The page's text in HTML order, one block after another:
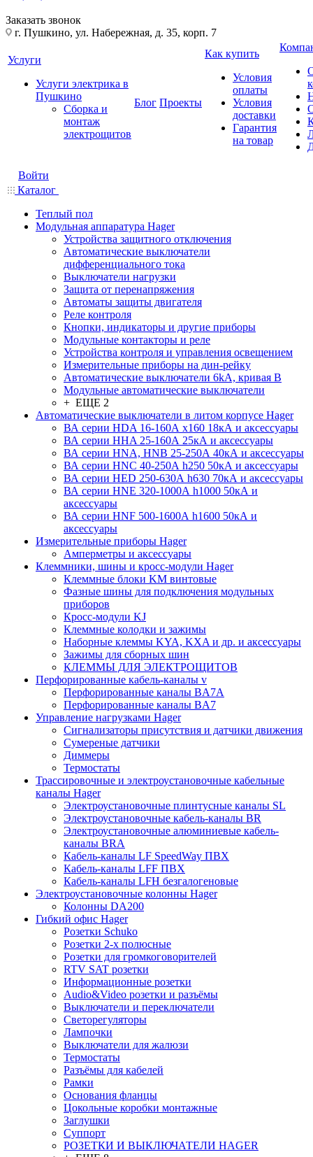
Заказать звонок
г. Пушкино, ул. Набережная, д. 35, корп. 7
Услуги
Услуги электрика в
Пушкино
Сборка и
монтаж
электрощитов
Блог Проекты
Как купить
Условия
оплаты
Условия
доставки
Гарантия
на товар
Войти
Каталог
Теплый пол
Модульная аппаратура Hager
Устройства защитного отключения
Автоматические выключатели
дифференциального тока
Выключатели нагрузки
Защита от перенапряжения
Автоматы защиты двигателя
Реле контроля
Кнопки, индикаторы и другие приборы
Модульные контакторы и реле
Устройства контроля и управления освещением
Измерительные приборы на дин-рейку
Автоматические выключатели 6kA, кривая В
Модульные автоматические выключатели
+ ЕЩЕ 2
Автоматические выключатели в литом корпусе Hager
ВА серии HDA 16-160А x160 18кА и аксессуары
ВА серии HHA 25-160А 25кА и аксессуары
ВА серии HNA, HNB 25-250А 40кА и аксессуары
ВА серии HNC 40-250А h250 50кА и аксессуары
ВА серии HED 250-630А h630 70кА и аксессуары
ВА серии HNE 320-1000А h1000 50кА и
аксессуары
ВА серии HNF 500-1600А h1600 50кА и
аксессуары
Измерительные приборы Hager
Амперметры и аксессуары
Клеммники, шины и кросс-модули Hager
Клеммные блоки KM винтовые
Фазные шины для подключения модульных
приборов
Кросс-модули KJ
Клеммные колодки и зажимы
Наборные клеммы KYA, KXA и др. и аксессуары
Зажимы для сборных шин
КЛЕММЫ ДЛЯ ЭЛЕКТРОЩИТОВ
Перфорированные кабель-каналы v
Перфорированные каналы BA7A
Перфорированные каналы BA7
Управление нагрузками Hager
Сигнализаторы присутствия и датчики движения
Сумереные датчики
Диммеры
Термостаты
Трассировочные и электроустановочные кабельные
каналы Hager
Электроустановочные плинтусные каналы SL
Электроустановочные кабель-каналы BR
Электроустановочные алюминиевые кабель-
каналы BRA
Кабель-каналы LF SpeedWay ПВХ
Кабель-каналы LFF ПВХ
Кабель-каналы LFH безгалогеновые
Электроустановочные колонны Hager
Колонны DA200
Гибкий офис Hager
Розетки Schuko
Розетки 2-х полюсные
Розетки для громкоговорителей
RTV SAT розетки
Информационные розетки
Audio&Video розетки и разъёмы
Выключатели и переключатели
Светорегуляторы
Лампочки
Выключатели для жалюзи
Термостаты
Разъёмы для кабелей
Рамки
Основания фланцы
Цокольные коробки монтажные
Заглушки
Суппорт
РОЗЕТКИ И ВЫКЛЮЧАТЕЛИ HAGER